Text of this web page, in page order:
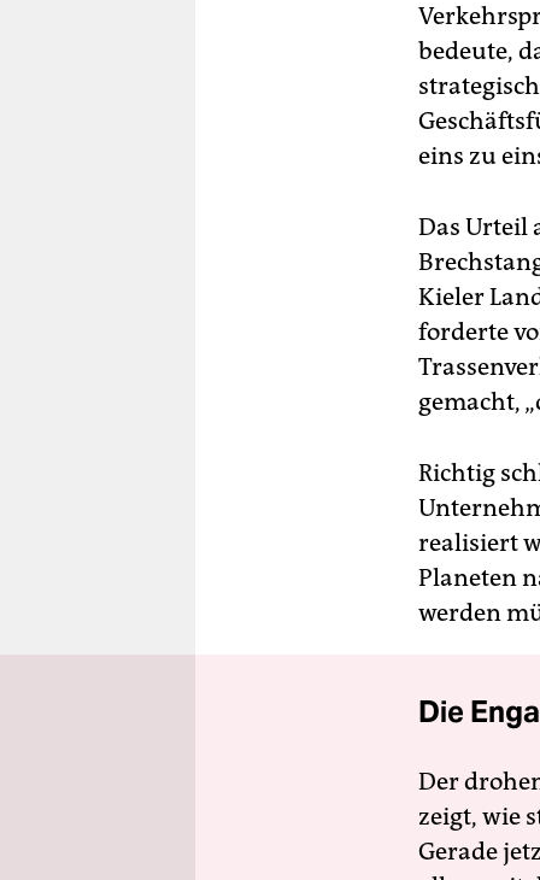
bedeute,
eins zu
Das Urteil
Kieler
forderte
gemacht,
Richtig
realisiert
Planeten
werden
Die
Der
zeigt, wie
Gerade